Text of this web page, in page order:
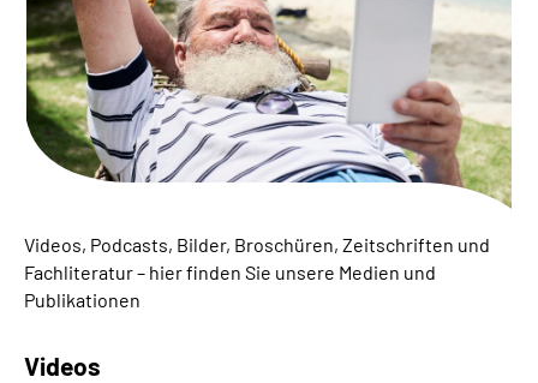
Online-Services
Suche
Language
Leichte Sprache
Videos, Podcasts, Bilder, Broschüren, Zeitschriften und
Fachliteratur – hier finden Sie unsere Medien und
Publikationen
Videos